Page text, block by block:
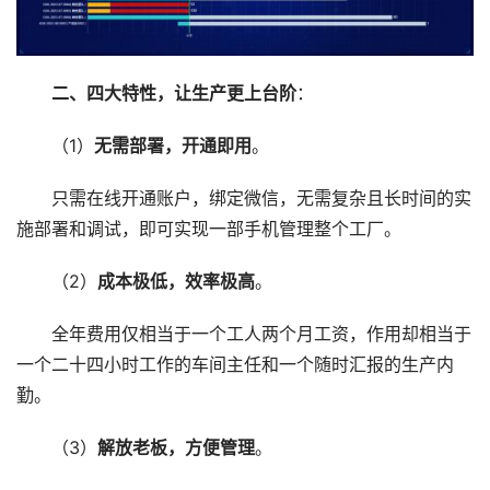
二、四大特性，让生产更上台阶：
（1） 无需部署，开通即用。
只需在线开通账户，绑定微信，无需复杂且长时间的实
施部署和调试，即可实现一部手机管理整个工厂。
（2） 成本极低，效率极高。
全年费用仅相当于一个工人两个月工资，作用却相当于
一个二十四小时工作的车间主任和一个随时汇报的生产内
勤。
（3） 解放老板，方便管理。